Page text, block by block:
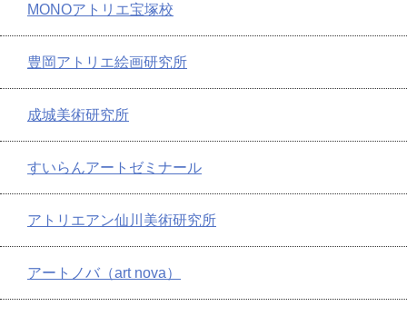
MONOアトリエ宝塚校
豊岡アトリエ絵画研究所
成城美術研究所
すいらんアートゼミナール
アトリエアン仙川美術研究所
アートノバ（art nova）